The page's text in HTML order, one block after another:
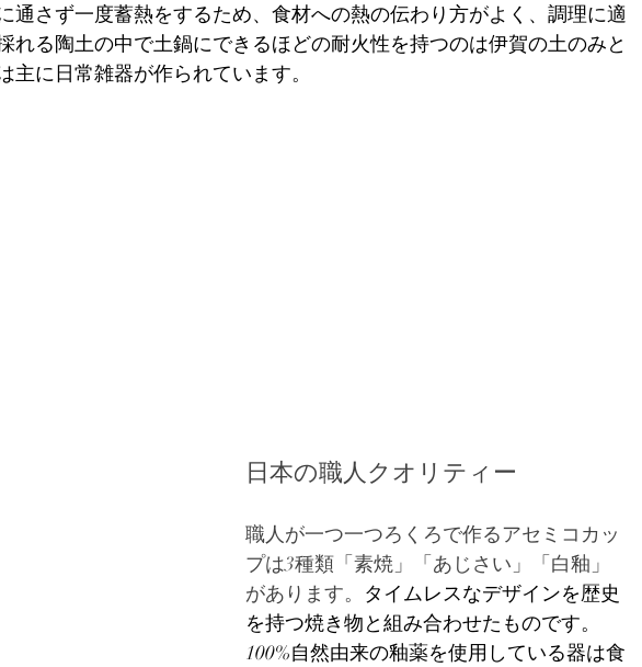
通さず一度蓄熱をするため、食材への熱の伝わり方がよく、調理に適
れる陶土の中で土鍋にできるほどの耐火性を持つのは伊賀の土のみと
主に日常雑器が作られています。
日本の職人クオリティー
職人が一つ一つろくろで作るアセミコカッ
プは3種類「素焼」「あじさい」「白釉」
があります。 タイムレスなデザインを歴史
を持つ焼き物と組み合わせたものです。
100%自然由来の釉薬を使用している器は食